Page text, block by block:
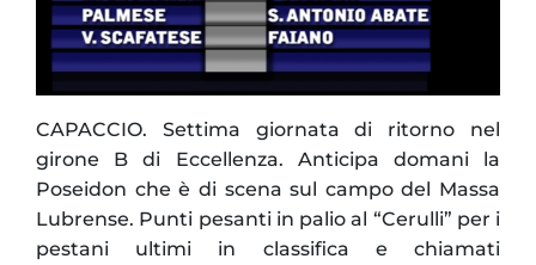
CAPACCIO. Settima giornata di ritorno nel
girone B di Eccellenza. Anticipa domani la
Poseidon che è di scena sul campo del Massa
Lubrense. Punti pesanti in palio al “Cerulli” per i
pestani ultimi in classifica e chiamati